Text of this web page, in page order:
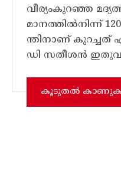
വീര്യംകുറഞ്ഞ
മാനത്തിൽനിന്ന്
ന്തിനാണ് കുറച്ചത്
ഡി സതീശൻ
കൂടുതൽ കാണുക